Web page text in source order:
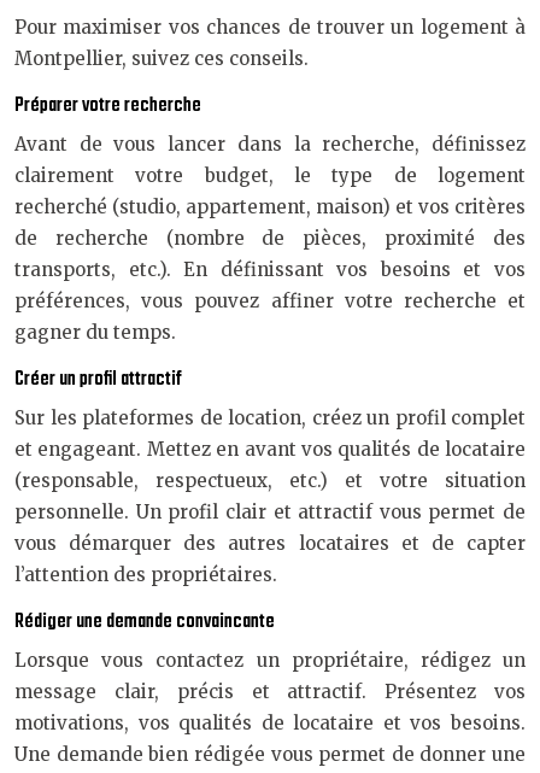
Pour maximiser vos chances de trouver un logement à
Montpellier, suivez ces conseils.
Préparer votre recherche
Avant de vous lancer dans la recherche, définissez
clairement votre budget, le type de logement
recherché (studio, appartement, maison) et vos critères
de recherche (nombre de pièces, proximité des
transports, etc.). En définissant vos besoins et vos
préférences, vous pouvez affiner votre recherche et
gagner du temps.
Créer un profil attractif
Sur les plateformes de location, créez un profil complet
et engageant. Mettez en avant vos qualités de locataire
(responsable, respectueux, etc.) et votre situation
personnelle. Un profil clair et attractif vous permet de
vous démarquer des autres locataires et de capter
l’attention des propriétaires.
Rédiger une demande convaincante
Lorsque vous contactez un propriétaire, rédigez un
message clair, précis et attractif. Présentez vos
motivations, vos qualités de locataire et vos besoins.
Une demande bien rédigée vous permet de donner une